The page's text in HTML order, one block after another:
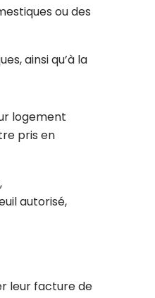
ou des
ainsi qu’à la
logement
pris en
autorisé,
leur facture de